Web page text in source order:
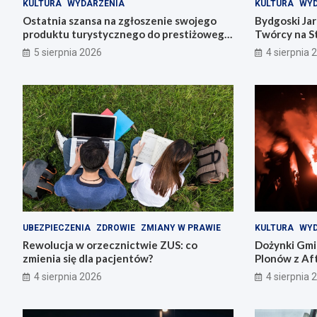
KULTURA WYDARZENIA
Ostatnia szansa na zgłoszenie swojego
produktu turystycznego do prestiżowego
konkursu POT
5 sierpnia 2026
KULTURA
Bydgoski
Twórcy na
4 sierpnia
UBEZPIECZENIA ZDROWIE ZMIANY W PRAWIE
Rewolucja w orzecznictwie ZUS: co
zmienia się dla pacjentów?
4 sierpnia 2026
KULTURA
Dożynki
Plonów z
4 sierpnia